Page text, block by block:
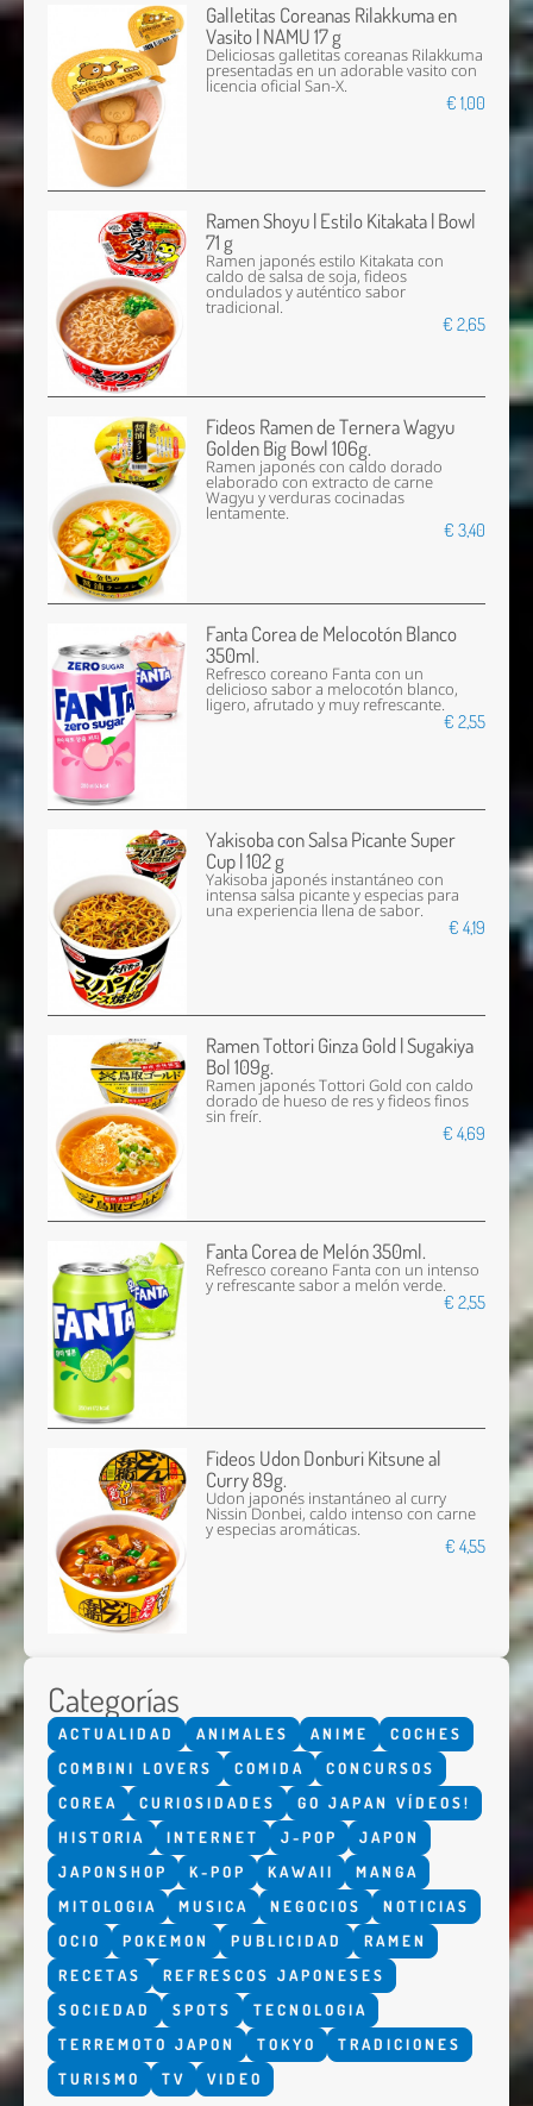
Galletitas Coreanas Rilakkuma en
Vasito | NAMU 17 g
Deliciosas galletitas coreanas Rilakkuma
presentadas en un adorable vasito con
licencia oficial San-X.
€ 1,00
Ramen Shoyu | Estilo Kitakata | Bowl
71 g
Ramen japonés estilo Kitakata con
caldo de salsa de soja, fideos
ondulados y auténtico sabor
tradicional.
€ 2,65
Fideos Ramen de Ternera Wagyu
Golden Big Bowl 106g.
Ramen japonés con caldo dorado
elaborado con extracto de carne
Wagyu y verduras cocinadas
lentamente.
€ 3,40
Fanta Corea de Melocotón Blanco
350ml.
Refresco coreano Fanta con un
delicioso sabor a melocotón blanco,
ligero, afrutado y muy refrescante.
€ 2,55
Yakisoba con Salsa Picante Super
Cup | 102 g
Yakisoba japonés instantáneo con
intensa salsa picante y especias para
una experiencia llena de sabor.
€ 4,19
Ramen Tottori Ginza Gold | Sugakiya
Bol 109g.
Ramen japonés Tottori Gold con caldo
dorado de hueso de res y fideos finos
sin freír.
€ 4,69
Fanta Corea de Melón 350ml.
Refresco coreano Fanta con un intenso
y refrescante sabor a melón verde.
€ 2,55
Fideos Udon Donburi Kitsune al
Curry 89g.
Udon japonés instantáneo al curry
Nissin Donbei, caldo intenso con carne
y especias aromáticas.
€ 4,55
Categorías
ACTUALIDAD ANIMALES ANIME
COCHES
COMBINI LOVERS
COMIDA
CONCURSOS
COREA
CURIOSIDADES
GO JAPAN VÍDEOS!
HISTORIA
INTERNET J-POP
JAPON
JAPONSHOP
K-POP KAWAII
MANGA
MITOLOGIA
MUSICA NEGOCIOS
NOTICIAS
OCIO
POKEMON PUBLICIDAD
RAMEN
RECETAS
REFRESCOS JAPONESES
SOCIEDAD
SPOTS
TECNOLOGIA
TERREMOTO JAPON
TOKYO
TRADICIONES
TURISMO
TV VIDEO